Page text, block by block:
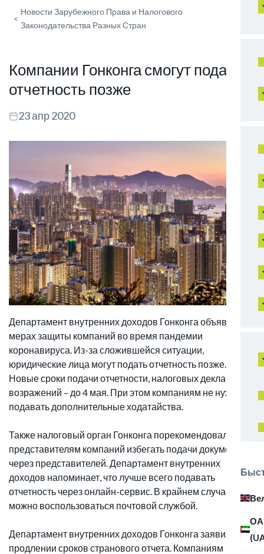
<
Новости Зарубежного Права и Налогового
Законодательства Разных Стран
Компании Гонконга смогут подать
отчетность позже
23 апр 2020
Департамент внутренних доходов Гонконга объявил о
мерах защиты компаний во время пандемии
коронавируса. Из-за сложившейся ситуации,
юридические лица могут подать отчетность позже.
Новые сроки подачи отчетности, налоговых деклараций,
возражений – до 4 мая. При этом компаниям не нужно
подавать дополнительные ходатайства.
Также налоговый орган Гонконга порекомендовал
представителям компаний избегать подачи документов
через представителей. Департамент внутренних
доходов напоминает, что лучше всего подавать
отчетность через онлайн-сервис. В крайнем случае
можно воспользоваться почтовой службой.
Департамент внутренних доходов Гонконга заявил и о
продлении сроков странового отчета. Компаниям